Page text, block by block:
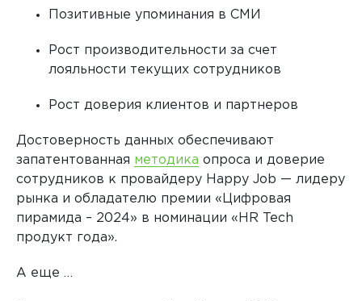
Позитивные упоминания в СМИ
Рост производительности за счет
лояльности текущих сотрудников
Рост доверия клиентов и партнеров
Достоверность данных обеспечивают
запатентованная методика опроса и доверие
сотрудников к провайдеру Happy Job — лидеру
рынка и обладателю премии «Цифровая
пирамида – 2024» в номинации «HR Tech
продукт года».
А еще …